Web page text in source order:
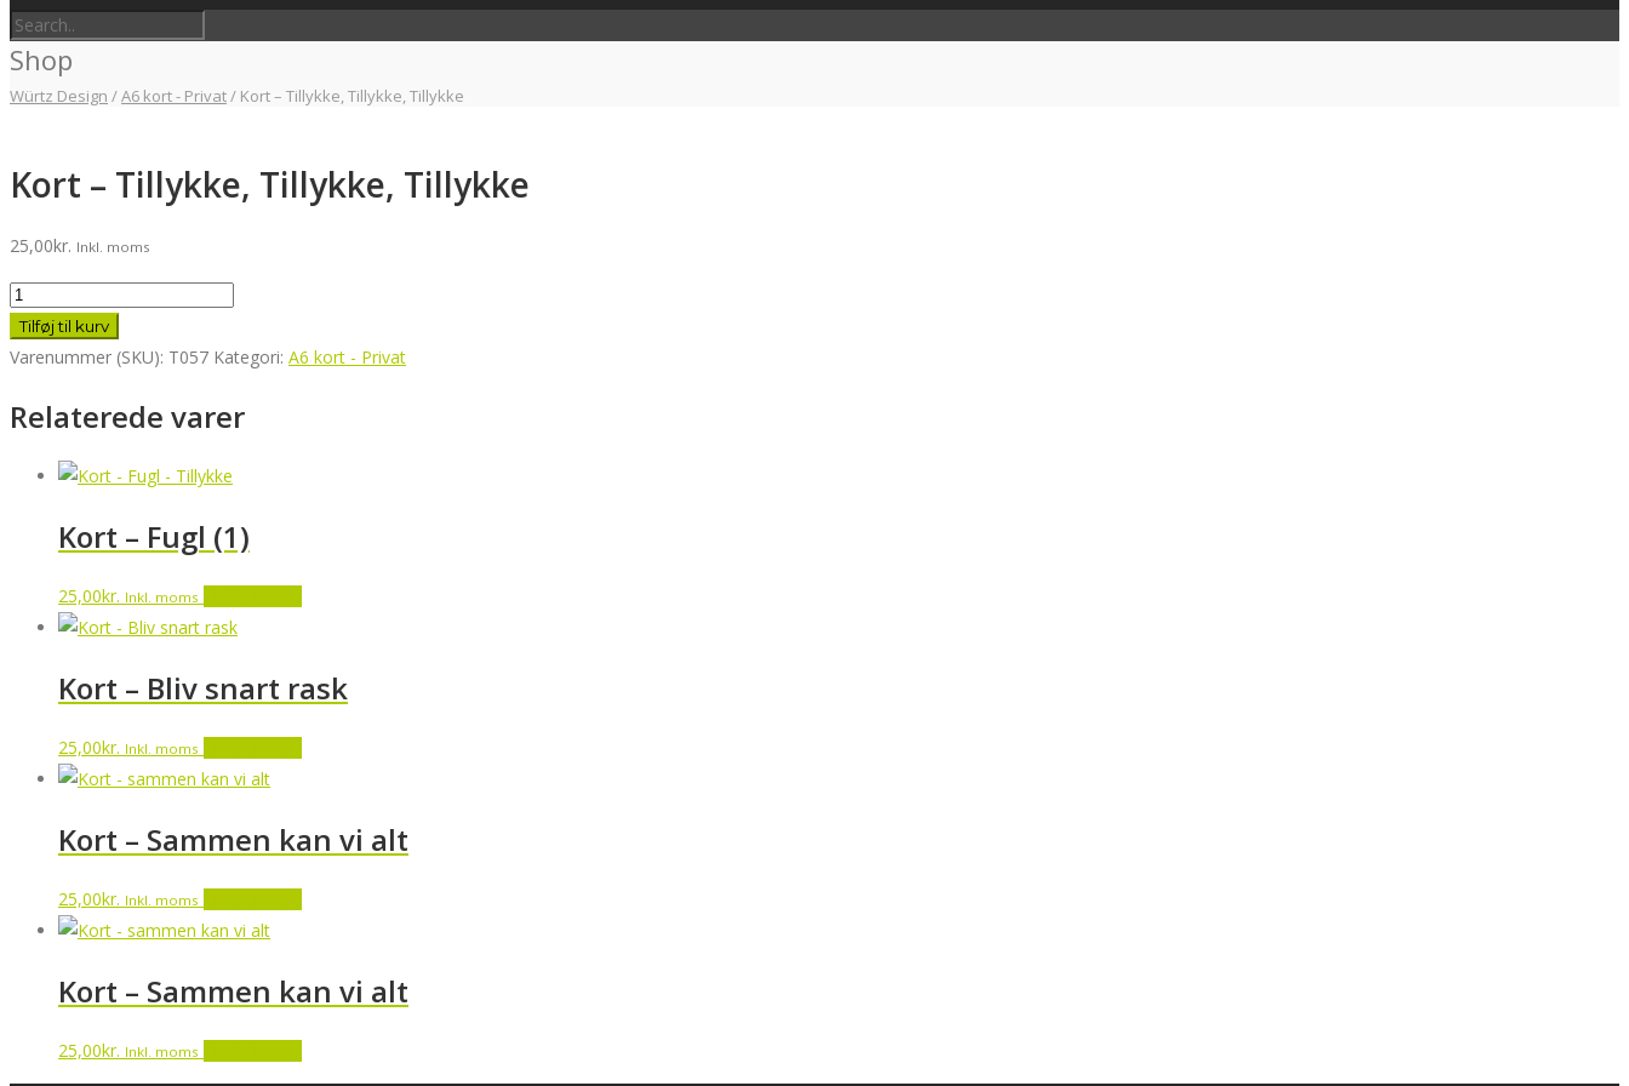
Shop
Würtz Design /A6 kort - Privat/ Kort – Tillykke, Tillykke, Tillykke
Kort – Tillykke, Tillykke, Tillykke
25,00kr. Inkl. moms
Kort
Tillykke,
Tillykke
Tilføj til kurv
Varenummer (SKU): T057 Kategori: A6 kort - Privat
Relaterede varer
Kort – Fugl (1)
25,00kr. Inkl. moms
Kort – Bliv snart rask
25,00kr. Inkl. moms
Kort – Sammen kan vi alt
25,00kr. Inkl. moms
Kort – Sammen kan vi alt
25,00kr. Inkl. moms